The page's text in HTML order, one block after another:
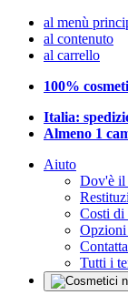
al menù
al contenuto
al carrello
100%
Italia:
Almeno 1
Aiuto
Dov'è il
Costi di
Opzioni
Tutti i